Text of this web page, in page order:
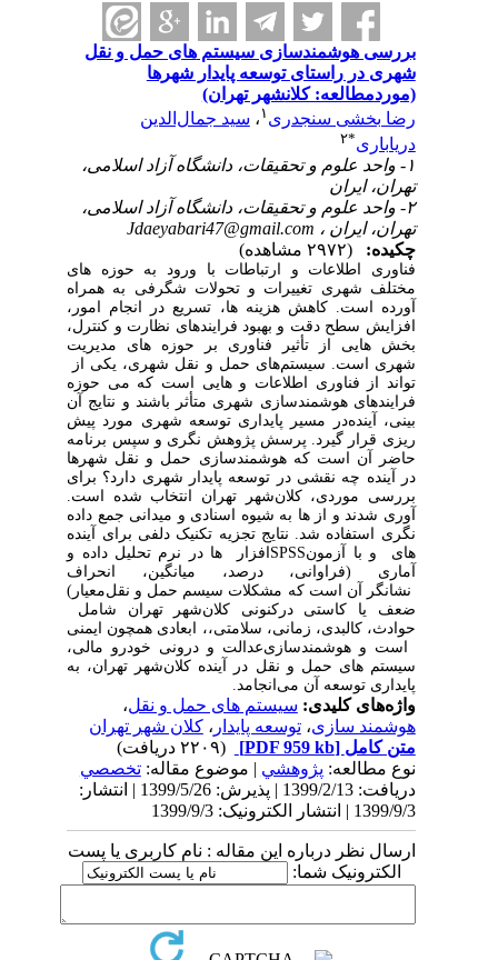
بررسی هوشمندسازی سیستم ‎های حمل ‎و نقل
شهری در راستای توسعه پایدار شهرها
(موردمطالعه: کلان‎شهر تهران)
رضا بخشی سنجدری۱ ،سید جمال‌الدین
دریاباری
۲
۱- واحد علوم و تحقیقات، دانشگاه آزاد اسلامی،
تهران، ایران
۲- واحد علوم و تحقیقات، دانشگاه آزاد اسلامی،
تهران، ایران ، Jdaeyabari47@gmail.com
چکیده:
فناوری اطلاعات و ارتباطات با ورود به حوزه های
مختلف شهری تغییرات و تحولات شگرفی به همراه
آورده است. کاهش هزینه ها، تسریع در انجام امور،
افزایش سطح دقت و بهبود فرایندهای نظارت و کنترل،
بخش هایی از تأثیر فناوری بر حوزه های مدیریت
شهری است. سیستم
‎ های حمل‌ و نقل شهری، یکی از
حوزه هایی است که می
تواند از فناوری اطلاعات و
فرایندهای هوشمندسازی شهری متأثر باشند و نتایج آن
در مسیر پایداری توسعه شهری مورد پیشبینی، آینده
نگری و سپس برنامه ریزی قرار گیرد. پرسش پژوهش
حاضر آن است که هوشمندسازی حمل‌ و نقل شهرها
در آینده چه نقشی در توسعه پایدار شهری دارد؟ برای
بررسی موردی، کلان‌شهر تهران انتخاب شده است.
داده
آوری شدند و از
تکنیک دلفی برای آینده
‌نگری استفاده شد. نتایج تجزیه
‌و
تحلیل داده‌ ها در نرم ‌افزارSPSSو با آزمون ‌های
آماری (فراوانی، درصد، میانگین، انحراف
معیار)نشانگر آن است که مشکلات سیسم حمل‌ و نقل
کنونی کلان‌شهر تهران شاملضعف یا کاستی در
ابعادی همچون ایمنی، سلامتی، زمانی، کالبدی، حوادث،
مالی، درونی خودرووعدالت است و هوشمندسازی
سیستم های حمل‌ و نقل در آینده کلان‌شهر تهران، به
پایداری توسعه آن می‌انجامد.
واژه‌های کلیدی:سیستم ‎های حمل‌ و نقل
،
هوشمند سازی،توسعه پایدار ، کلان ‌شهر تهران
متن کامل[PDF 959 kb]
نوع مطالعه:پژوهشي| موضوع مقاله:تخصصي
دریافت: 1399/2/13 | پذیرش: 1399/5/26 | انتشار:
1399/9/3 | انتشار الکترونیک: 1399/9/3
ارسال نظر درباره این مقاله : نام کاربری یا پست
الکترونیک شما: